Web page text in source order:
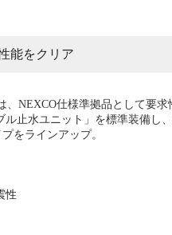
能をクリア
、NEXCO仕様準拠品として要
止水ユニット」を標準装備し
をラインアップ。
性